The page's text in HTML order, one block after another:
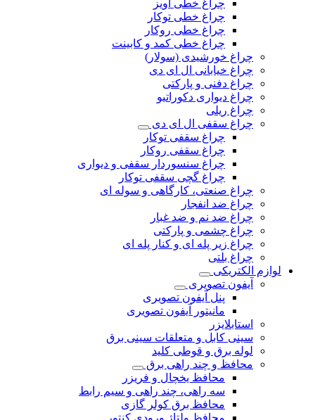
چراغ خطی آویز
چراغ خطی توکار
چراغ خطی روکار
چراغ خطی کمد و کابینت
چراغ خورشیدی (سولار)
چراغ خیابانی ال ای دی
چراغ دفنی و پارکتی
چراغ دیواری دکوراتیو
چراغ ریلی
چراغ سقفی ال ای دی
چراغ سقفی توکار
چراغ سقفی روکار
چراغ سنسوردار سقفی و دیواری
چراغ گچی سقفی توکار
چراغ صنعتی، کارگاهی و سوله ای
چراغ ضد انفجار
چراغ ضد نم و ضد غبار
چراغ چشمی و پارکتی
چراغ‌ زیر‌ پله‌ ای و کنار‌ پله‌ ای
چراغ بلتی
لوازم الکتریکی
آیفون تصویری
پنل آیفون تصویری
مانیتور آیفون تصویری
استابلایزر
سینی کابل و متعلقات سینی برق
لوله برق و قوطی کلید
محافظ و چند راهی برق
محافظ یخچال و فریزر
سه راهی، چند راهی و سیم رابط
محافظ برق کولر گازی
محافظ ولتاژ ورودی کنتور